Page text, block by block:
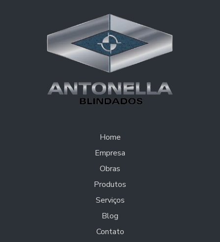
Home
Empresa
Obras
Produtos
Serviços
Blog
Contato